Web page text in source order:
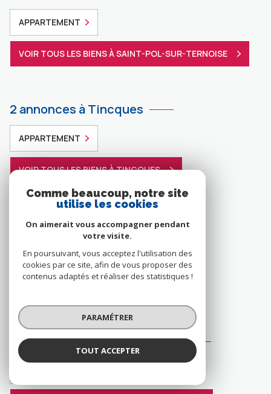
APPARTEMENT
VOIR TOUS LES BIENS À SAINT-POL-SUR-TERNOISE
2 annonces à Tincques
APPARTEMENT
VOIR TOUS LES BIENS À TINCQUES
1 annonces à Rivière
MAISON
1 annonces à Izel les hameaux
Comme beaucoup, notre site
utilise les cookies
On aimerait vous accompagner pendant
votre visite.
En poursuivant, vous acceptez l'utilisation des
cookies par ce site, afin de vous proposer des
contenus adaptés et réaliser des statistiques !
PARAMÉTRER
TOUT ACCEPTER